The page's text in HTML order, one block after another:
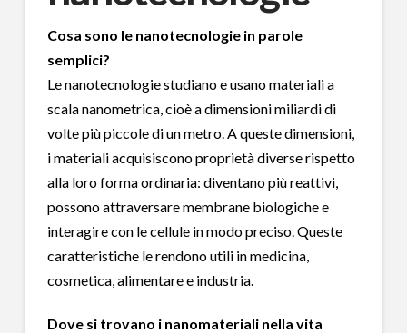
Cosa sono le nanotecnologie in parole
semplici?
Le nanotecnologie studiano e usano materiali a
scala nanometrica, cioè a dimensioni miliardi di
volte più piccole di un metro. A queste dimensioni,
i materiali acquisiscono proprietà diverse rispetto
alla loro forma ordinaria: diventano più reattivi,
possono attraversare membrane biologiche e
interagire con le cellule in modo preciso. Queste
caratteristiche le rendono utili in medicina,
cosmetica, alimentare e industria.
Dove si trovano i nanomateriali nella vita